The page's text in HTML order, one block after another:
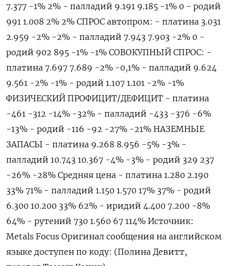
7.377 -1% 2% - палладий 9.191 9.185 -1% 0 - ⁠родий
991 1.008 2% 2% СПРОС автопром: - платина 3.031
2.959 -2% -2% - палладий 7.943 7.903 -2% 0 -
родий 902 895 -1% -1% СОВОКУПНЫЙ СПРОС: -
платина 7.697 7.689 -2% -0,1% - палладий 9.624
9.561 -2% -1% - родий 1.107 1.101 -2% -1%
ФИЗИЧЕСКИЙ ПРОФИЦИТ/ДЕФИЦИТ - платина
-461 -312 -14% -32% - палладий -433 -376 -6%
-13% - ‌родий -116 -92 -27% -21% НАЗЕМНЫЕ
ЗАПАСЫ - платина 9.268 8.956 -5% -3% -
палладий 10.743 10.367 -4% -3% - родий 329 237
-26% -28% Средняя цена - ‌платина 1.280 2.190
33% 71% - палладий 1.150 1.570 17% 37% - родий
6.300 10.200 33% 62% - иридий 4.400 7.200 -8%
64% - рутений 730 1.560 67 114% Источник:
Metals Focus Оригинал сообщения ​на английском
языке доступен по коду: (Полина ‌Девитт,